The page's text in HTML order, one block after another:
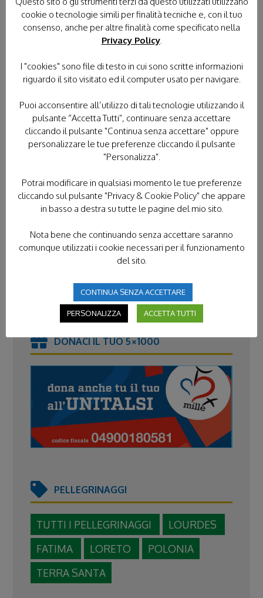
CATEGORIE IN EVIDENZA
FORMAZIONE
FRATERNITÀ
GIORNATA NAZIONALE
NEWS DAL TERRITORIO
NEWS ISTITUZIONALI
PROTEZIONE CIVILE
RASSEGNA STAMPA
SENZA CATEGORIA
SERVIZIO CIVILE
VOLONTARIATO IN TERRA SANTA
DONACI IL TUO 5×1000
PELLEGRINAGGI
TUTTI I PELLEGRINAGGI
LOURDES
FATIMA
LORETO
POLONIA
TERRA SANTA
cookie o tecnologie simili per finalità tecniche e, con il tuo
consenso, anche per altre finalità come specificato nella
Privacy Policy.
I "cookies" sono file di testo in cui sono scritte informazioni
riguardo il sito visitato ed il computer usato per navigare.
Puoi acconsentire all’utilizzo di tali tecnologie utilizzando il
pulsante “Accetta Tutti”, continuare senza accettare
cliccando il pulsante "Continua senza accettare" oppure
personalizzare le tue preferenze cliccando il pulsante
"Personalizza".
Potrai modificare in qualsiasi momento le tue preferenze
cliccando sul pulsante "Privacy & Cookie Policy" che appare
in basso a destra su tutte le pagine del mio sito.
Nota bene che continuando senza accettare saranno
comunque utilizzati i cookie necessari per il funzionamento
del sito.
CONTINUA SENZA ACCETTARE
PERSONALIZZA ACCETTA TUTTI